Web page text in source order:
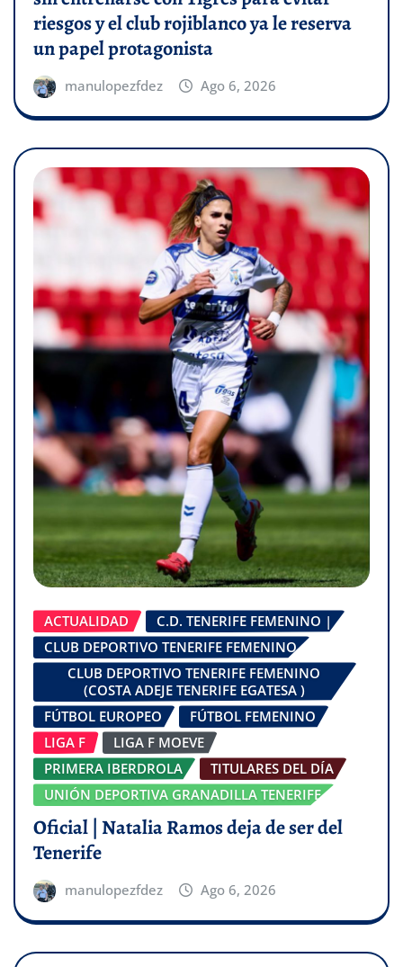
riesgos y el club rojiblanco ya le reserva
un papel protagonista
manulopezfdez Ago 6, 2026
ACTUALIDAD
C.D. TENERIFE FEMENINO |
CLUB DEPORTIVO TENERIFE FEMENINO
CLUB DEPORTIVO TENERIFE FEMENINO
(COSTA ADEJE TENERIFE EGATESA )
FÚTBOL EUROPEO
FÚTBOL FEMENINO
LIGA F
LIGA F MOEVE
PRIMERA IBERDROLA
TITULARES DEL DÍA
UNIÓN DEPORTIVA GRANADILLA TENERIFE
Oficial | Natalia Ramos deja de ser del
Tenerife
manulopezfdez Ago 6, 2026